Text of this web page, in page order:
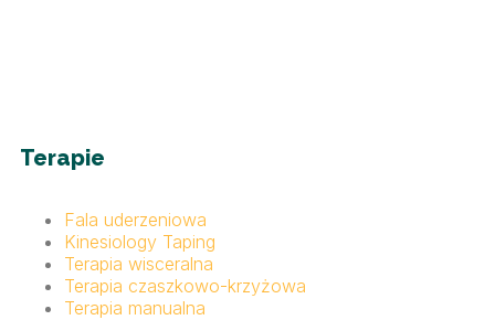
Terapie
Fala uderzeniowa
Kinesiology Taping
Terapia wisceralna
Terapia czaszkowo-krzyżowa
Terapia manualna